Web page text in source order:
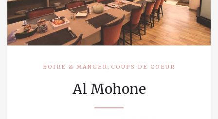
BOIRE & MANGER , COUPS DE COEUR
Al Mohone